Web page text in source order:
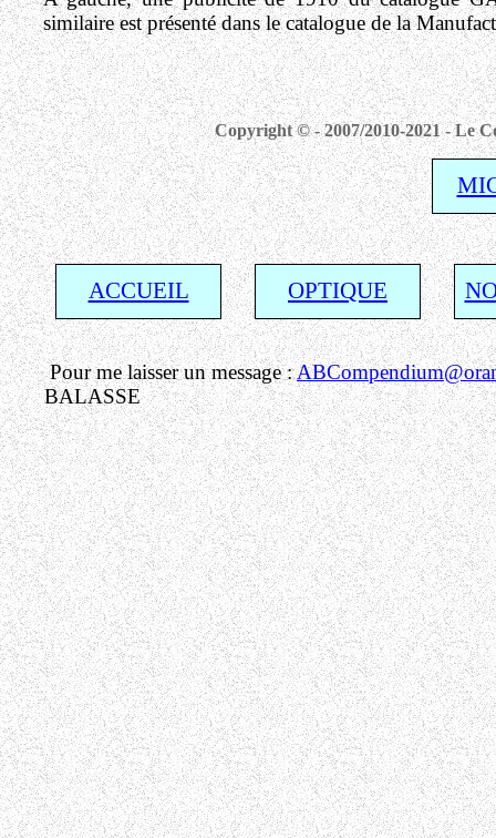
similaire est présenté dans le catalogue de la
Copyright © - 2007/2010-2021 - Le
ACCUEIL OPTIQUE
Pour me laisser un message :
BALASSE